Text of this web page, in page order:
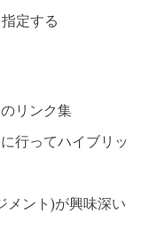
定する
リンク集
行ってハイブリッ
メント)が興味深い